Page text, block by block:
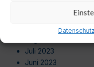
Datenschutz
September 2023
Juli 2023
Juni 2023